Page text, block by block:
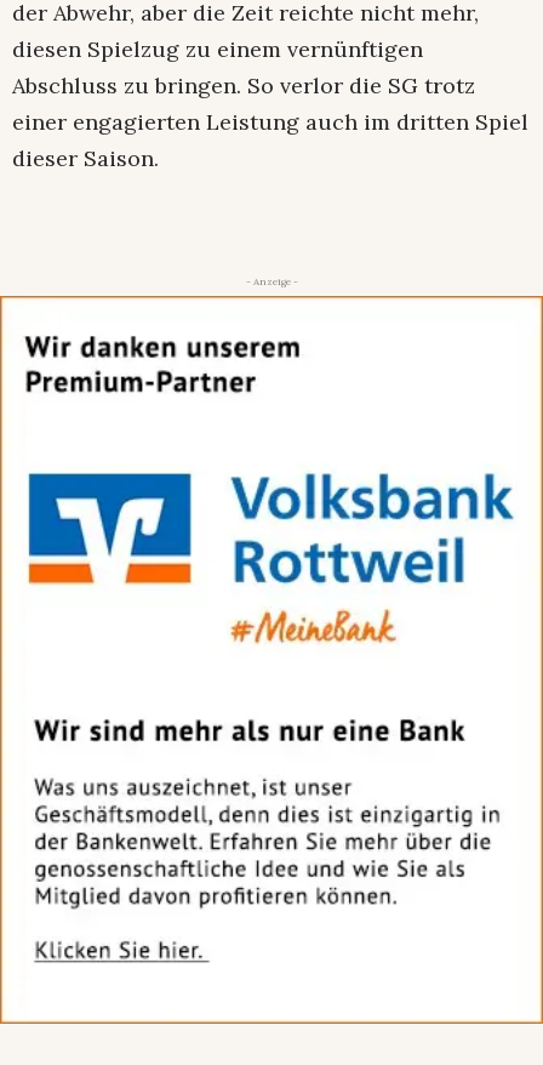
der Abwehr, aber die Zeit reichte nicht mehr,
diesen Spielzug zu einem vernünftigen
Abschluss zu bringen. So verlor die SG trotz
einer engagierten Leistung auch im dritten Spiel
dieser Saison.
- Anzeige -